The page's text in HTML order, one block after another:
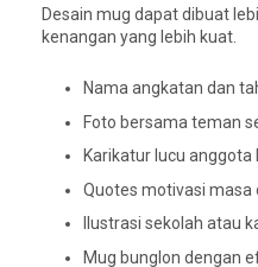
Desain mug dapat dibuat
kenangan yang lebih kuat.
Nama angkatan dan
Foto bersama teman
Karikatur lucu anggota
Quotes motivasi masa
Ilustrasi sekolah atau
Mug bunglon dengan